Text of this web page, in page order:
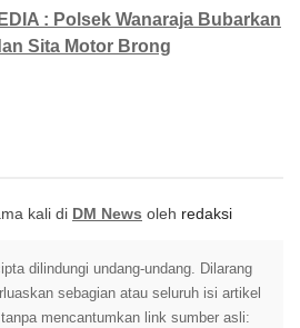
: Polsek Wanaraja Bubarkan
Sita Motor Brong
kali di DM News oleh redaksi
dilindungi undang-undang. Dilarang
sebagian atau seluruh isi artikel
mencantumkan link sumber asli: